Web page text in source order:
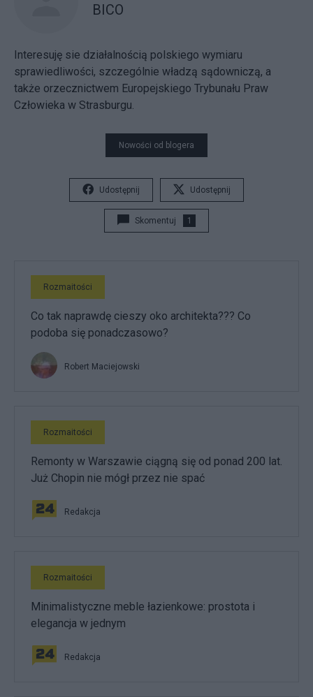
BICO
Interesuję sie działalnością polskiego wymiaru
sprawiedliwości, szczególnie władzą sądowniczą, a
także orzecznictwem Europejskiego Trybunału Praw
Człowieka w Strasburgu.
Nowości od blogera
Udostępnij Udostępnij
Skomentuj 1
Rozmaitości
Co tak naprawdę cieszy oko architekta??? Co
podoba się ponadczasowo?
Robert Maciejowski
Rozmaitości
Remonty w Warszawie ciągną się od ponad 200 lat.
Już Chopin nie mógł przez nie spać
Redakcja
Rozmaitości
Minimalistyczne meble łazienkowe: prostota i
elegancja w jednym
Redakcja